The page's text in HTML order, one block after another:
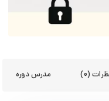
(0) مدرس دوره